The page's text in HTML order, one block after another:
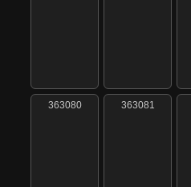
363080 363081